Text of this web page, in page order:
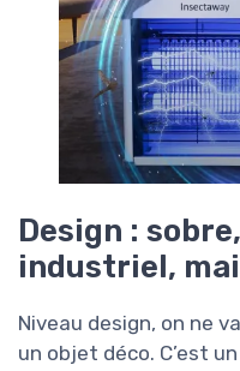
Design :
industriel,
Niveau design, on ne
un objet déco. C’est